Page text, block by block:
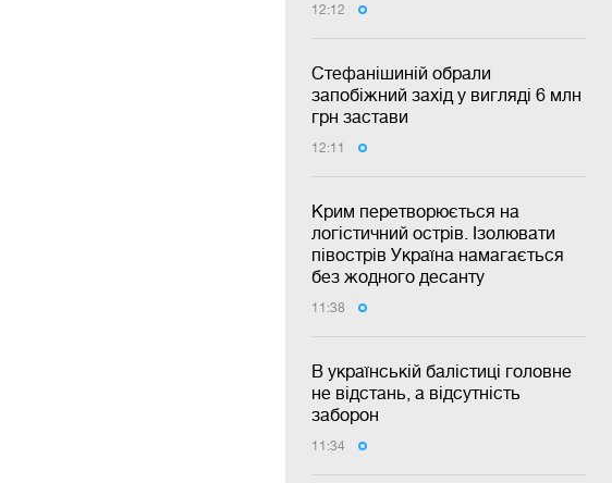
12:12
Стефанішиній обрали
запобіжний захід у вигляді 6 млн
грн застави
12:11
Крим перетворюється на
логістичний острів. Ізолювати
півострів Україна намагається
без жодного десанту
11:38
В українській балістиці головне
не відстань, а відсутність
заборон
11:34